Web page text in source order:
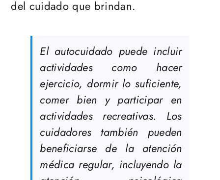
del cuidado que brindan.
El autocuidado puede incluir
actividades como hacer
ejercicio, dormir lo suficiente,
comer bien y participar en
actividades recreativas. Los
cuidadores también pueden
beneficiarse de la atención
médica regular, incluyendo la